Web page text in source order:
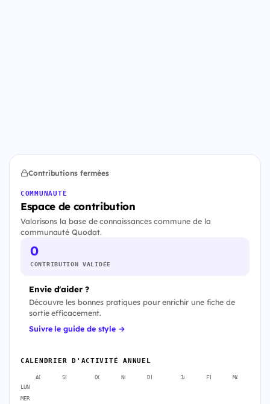
Contributions fermées
COMMUNAUTÉ
Espace de contribution
Valorisons la base de connaissances commune de la
communauté Quodat.
0
CONTRIBUTION VALIDÉE
Envie d'aider ?
Découvre les bonnes pratiques pour enrichir une fiche de
sortie efficacement.
Suivre le guide de style →
CALENDRIER D'ACTIVITÉ ANNUEL
AOÛT SEPT. OCT. NOV. DÉC. JANV. FÉVR. MARS
LUN
MER